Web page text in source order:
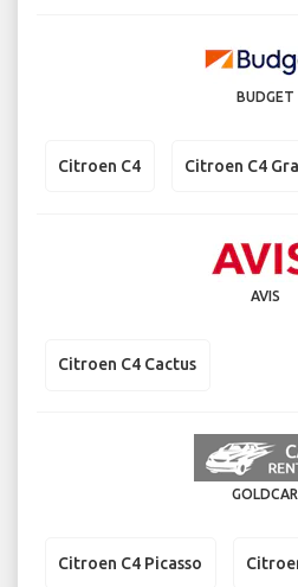
BUDGET
Citroen C4 Citroen C4
AVIS
Citroen C4 Cactus
GOLDCAR
Citroen C4 Picasso